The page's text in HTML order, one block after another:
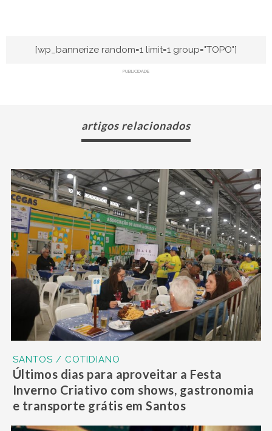
[wp_bannerize random=1 limit=1 group="TOPO"]
PUBLICIDADE
artigos relacionados
SANTOS / COTIDIANO
Últimos dias para aproveitar a Festa
Inverno Criativo com shows, gastronomia
e transporte grátis em Santos